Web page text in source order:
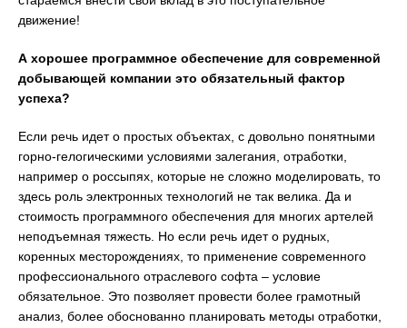
движение!
А хорошее программное обеспечение для современной
добывающей компании это обязательный фактор
успеха?
Если речь идет о простых объектах, с довольно понятными
горно-гелогическими условиями залегания, отработки,
например о россыпях, которые не сложно моделировать, то
здесь роль электронных технологий не так велика. Да и
стоимость программного обеспечения для многих артелей
неподъемная тяжесть. Но если речь идет о рудных,
коренных месторождениях, то применение современного
профессионального отраслевого софта – условие
обязательное. Это позволяет провести более грамотный
анализ, более обоснованно планировать методы отработки,